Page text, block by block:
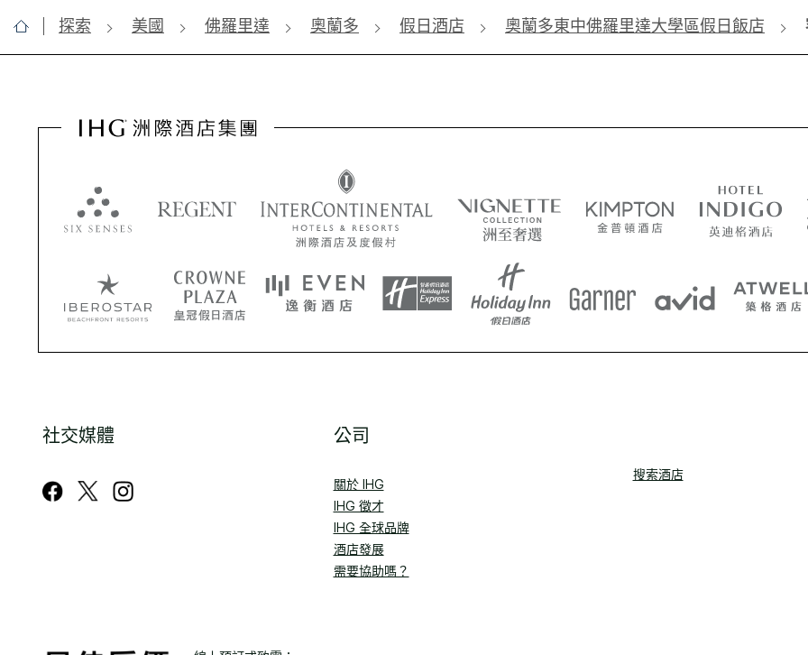
探索 美國 佛羅里達 奧蘭多 假日酒店 奧蘭多東中佛羅里達大學區假日飯店
社交媒體 公司
關於 IHG
IHG 徵才
IHG 全球品牌
酒店發展
需要協助嗎？
搜索酒店